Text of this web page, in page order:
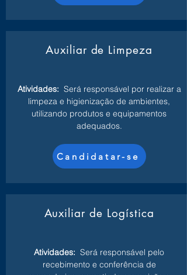
Auxiliar de Limpeza
Atividades: Será responsável por realizar a
limpeza e higienização de ambientes,
utilizando produtos e equipamentos
adequados.
Candidatar-se
Auxiliar de Logística
Atividades: Será responsável pelo
recebimento e conferência de